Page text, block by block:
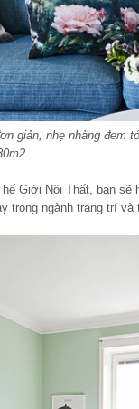
giản, nhẹ nhàng đem
Giới Nội Thất, bạn sẽ
trong ngành trang trí và